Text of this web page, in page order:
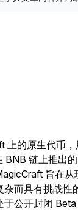
上的原生代币
BNB 链上推出
旨在从
杂而具有挑战性
公开封闭